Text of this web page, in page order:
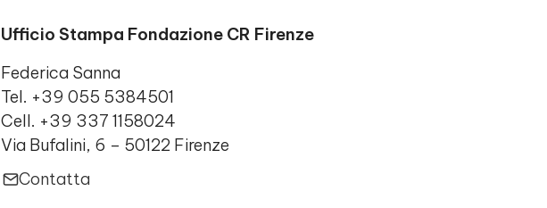
Ufficio Stampa Fondazione CR Firenze
Federica Sanna
Tel. +39 055 5384501
Cell. +39 337 1158024
Via Bufalini, 6 – 50122 Firenze
Contatta